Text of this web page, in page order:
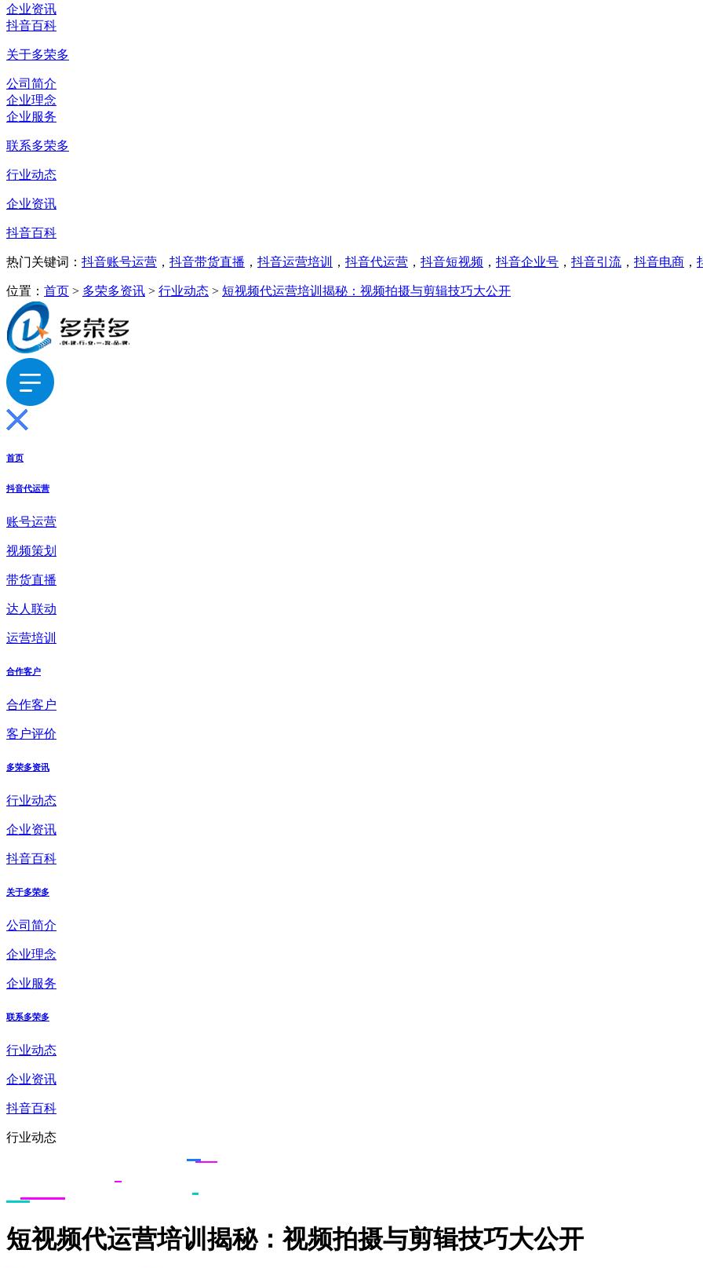
企业资讯
抖音百科
关于多荣多
公司简介
企业理念
企业服务
联系多荣多
行业动态
企业资讯
抖音百科
热门关键词： 抖音账号运营 ， 抖音带货直播 ， 抖音运营培训 ， 抖音代运营 ， 抖音短视频 ， 抖音企业号 ， 抖音引流 ， 抖音电商 ，
位置： 首页 > 多荣多资讯 > 行业动态 > 短视频代运营培训揭秘：视频拍摄与剪辑技巧大公开
首页
抖音代运营
账号运营
视频策划
带货直播
达人联动
运营培训
合作客户
合作客户
客户评价
多荣多资讯
行业动态
企业资讯
抖音百科
关于多荣多
公司简介
企业理念
企业服务
联系多荣多
行业动态
企业资讯
抖音百科
行业动态
短视频代运营培训揭秘：视频拍摄与剪辑技巧大公开